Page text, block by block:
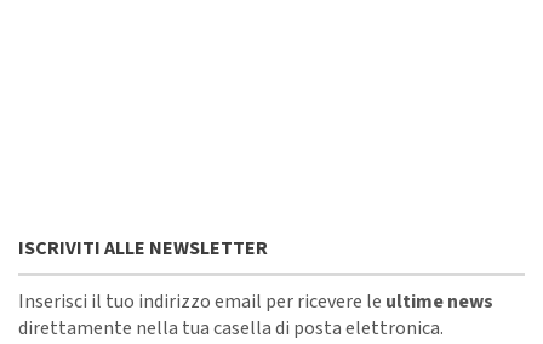
ISCRIVITI ALLE NEWSLETTER
Inserisci il tuo indirizzo email per ricevere le ultime news
direttamente nella tua casella di posta elettronica.